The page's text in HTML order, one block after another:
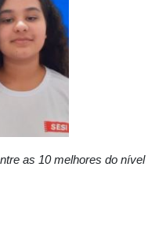
as 10 melhores do nível